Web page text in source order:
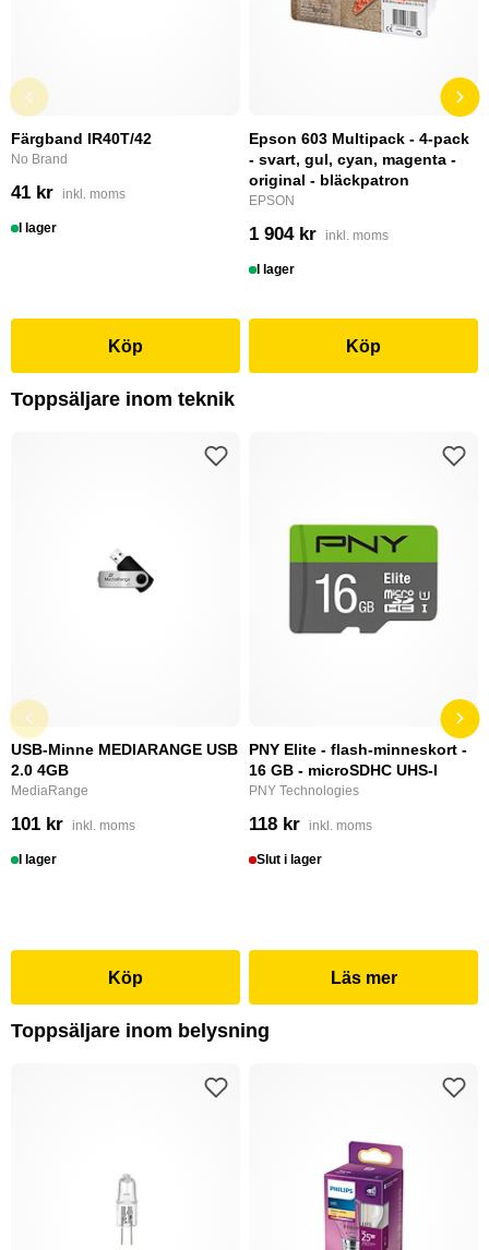
Färgband IR40T/42
No Brand
41 kr inkl. moms
I lager
Köp
Epson 603 Multipack - 4-pack
- svart, gul, cyan, magenta -
original - bläckpatron
EPSON
1 904 kr inkl. moms
I lager
Köp
Toppsäljare inom teknik
USB-Minne MEDIARANGE USB
2.0 4GB
MediaRange
101 kr inkl. moms
I lager
Köp
PNY Elite - flash-minneskort -
16 GB - microSDHC UHS-I
PNY Technologies
118 kr inkl. moms
Slut i lager
Läs mer
Toppsäljare inom belysning